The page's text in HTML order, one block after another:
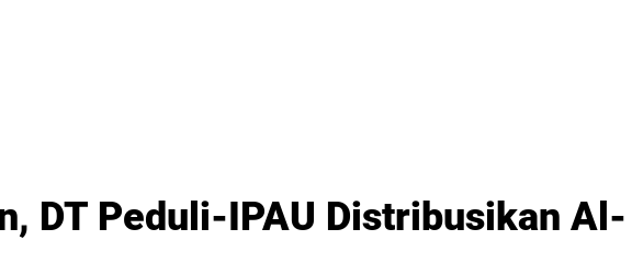
DT Peduli-IPAU Distribusikan Al-